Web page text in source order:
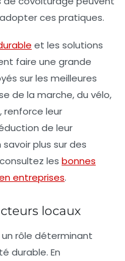
ces pratiques.
et les solutions
faire une grande
sur les meilleures
de la marche, du vélo,
renforce leur
de leur
plus sur des
les bonnes
entreprises.
locaux
rôle déterminant
durable. En